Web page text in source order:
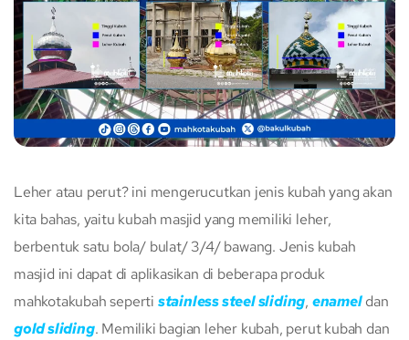
Leher atau perut? ini mengerucutkan jenis kubah yang akan
kita bahas, yaitu kubah masjid yang memiliki leher,
berbentuk satu bola/ bulat/ 3/4/ bawang. Jenis kubah
masjid ini dapat di aplikasikan di beberapa produk
mahkotakubah seperti stainless steel sliding, enameldan
gold sliding. Memiliki bagian leher kubah, perut kubah dan